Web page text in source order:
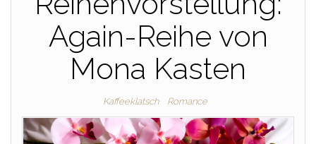
Again-Reihe von
Mona Kasten
Kaffeeklatsch Romance